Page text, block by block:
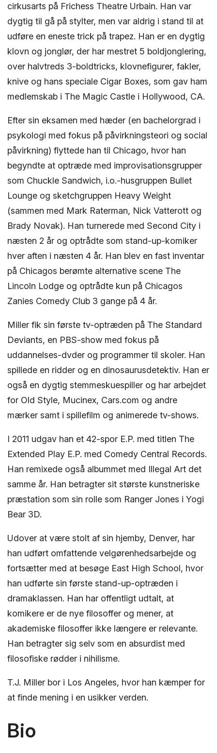
cirkusarts på Frichess Theatre Urbain. Han var
dygtig til gå på stylter, men var aldrig i stand til at
udføre en eneste trick på trapez. Han er en dygtig
klovn og jonglør, der har mestret 5 boldjonglering,
over halvtreds 3-boldtricks, klovnefigurer, fakler,
knive og hans speciale Cigar Boxes, som gav ham
medlemskab i The Magic Castle i Hollywood, CA.
Efter sin eksamen med hæder (en bachelorgrad i
psykologi med fokus på påvirkningsteori og social
påvirkning) flyttede han til Chicago, hvor han
begyndte at optræde med improvisationsgrupper
som Chuckle Sandwich, i.o.-husgruppen Bullet
Lounge og sketchgruppen Heavy Weight
(sammen med Mark Raterman, Nick Vatterott og
Brady Novak). Han turnerede med Second City i
næsten 2 år og optrådte som stand-up-komiker
hver aften i næsten 4 år. Han blev en fast inventar
på Chicagos berømte alternative scene The
Lincoln Lodge og optrådte kun på Chicagos
Zanies Comedy Club 3 gange på 4 år.
Miller fik sin første tv-optræden på The Standard
Deviants, en PBS-show med fokus på
uddannelses-dvder og programmer til skoler. Han
spillede en ridder og en dinosaurusdetektiv. Han er
også en dygtig stemmeskuespiller og har arbejdet
for Old Style, Mucinex, Cars.com og andre
mærker samt i spillefilm og animerede tv-shows.
I 2011 udgav han et 42-spor E.P. med titlen The
Extended Play E.P. med Comedy Central Records.
Han remixede også albummet med Illegal Art det
samme år. Han betragter sit største kunstneriske
præstation som sin rolle som Ranger Jones i Yogi
Bear 3D.
Udover at være stolt af sin hjemby, Denver, har
han udført omfattende velgørenhedsarbejde og
fortsætter med at besøge East High School, hvor
han udførte sin første stand-up-optræden i
dramaklassen. Han har offentligt udtalt, at
komikere er de nye filosoffer og mener, at
akademiske filosoffer ikke længere er relevante.
Han betragter sig selv som en absurdist med
filosofiske rødder i nihilisme.
T.J. Miller bor i Los Angeles, hvor han kæmper for
at finde mening i en usikker verden.
Bio